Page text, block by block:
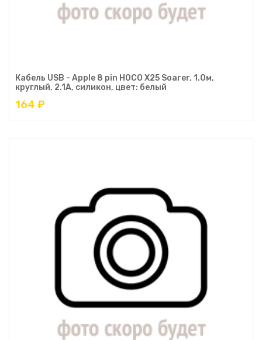
Кабель USB - Apple 8 pin HOCO X25 Soarer, 1.0м,
круглый, 2.1A, силикон, цвет: белый
164 ₽